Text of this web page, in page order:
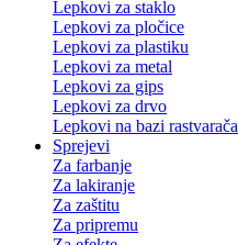
Lepkovi za staklo
Lepkovi za pločice
Lepkovi za plastiku
Lepkovi za metal
Lepkovi za gips
Lepkovi za drvo
Lepkovi na bazi rastvarača
Sprejevi
Za farbanje
Za lakiranje
Za zaštitu
Za pripremu